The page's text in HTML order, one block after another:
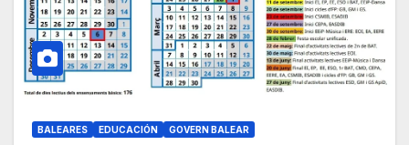
BALEARES EDUCACIÓN GOVERN BALEAR